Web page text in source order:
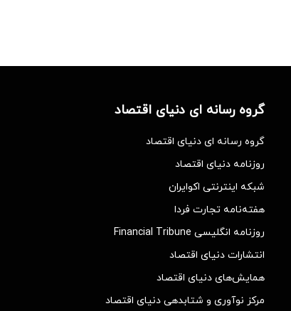
گروه رسانه ای دنیای اقتصاد
گروه رسانه ای دنیای اقتصاد
روزنامه دنیای اقتصاد
شبکه اینترنتی اکوایران
هفته‌نامه تجارت فردا
روزنامه انگلیسی Financial Tribune
انتشارات دنیای اقتصاد
همایش‌های دنیای اقتصاد
مرکز نوآوری و شتابدهی دنیای اقتصاد